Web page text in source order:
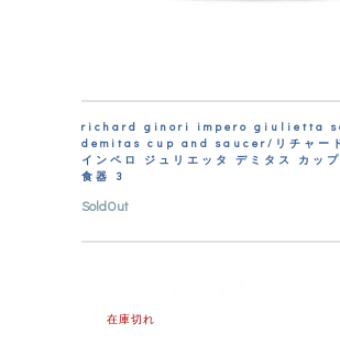
richard ginori impero giulietta
demitas cup and saucer/リチャード
インペロ ジュリエッタ デミタス カッ
食器 3
SoldOut
在庫切れ